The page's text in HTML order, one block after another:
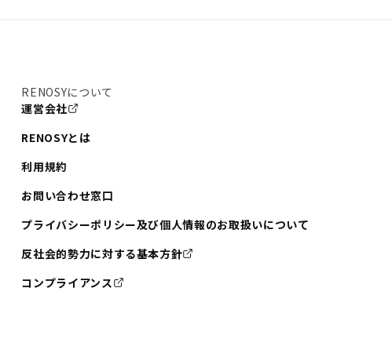
RENOSYについて
運営会社
RENOSYとは
利用規約
お問い合わせ窓口
プライバシーポリシー及び個人情報のお取扱いについて
反社会的勢力に対する基本方針
コンプライアンス